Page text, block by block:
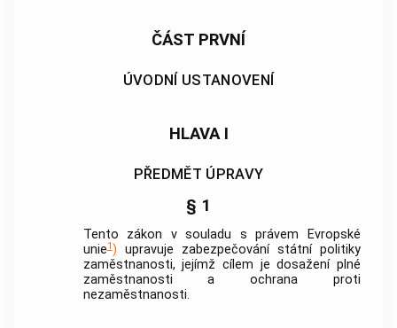
ČÁST PRVNÍ
ÚVODNÍ USTANOVENÍ
HLAVA I
PŘEDMĚT ÚPRAVY
§ 1
Tento zákon v souladu s právem Evropské
unie1) upravuje zabezpečování státní politiky
zaměstnanosti, jejímž cílem je dosažení plné
zaměstnanosti a ochrana proti
nezaměstnanosti.